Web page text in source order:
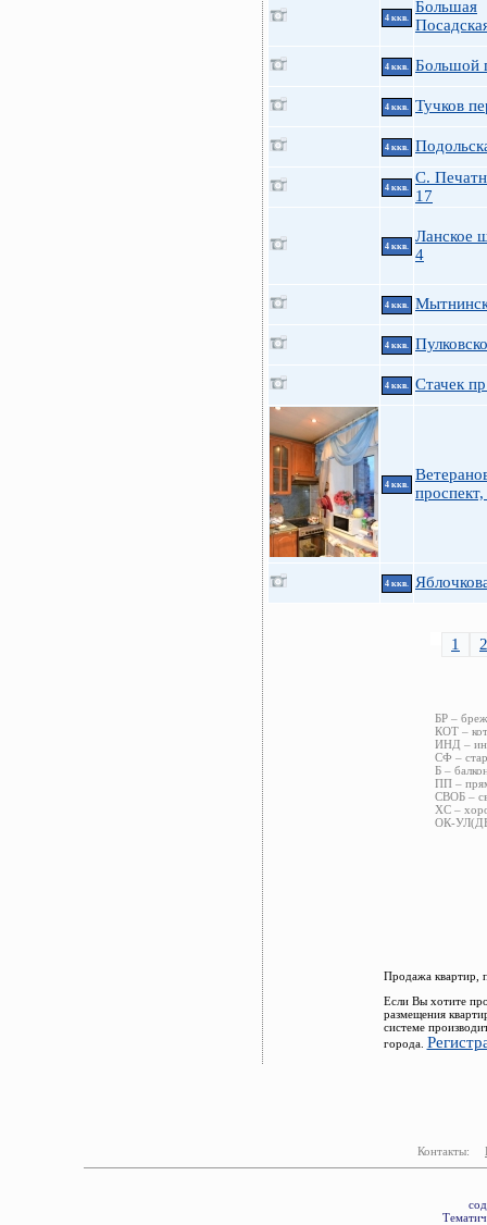
4 ккв.
Большая
4 ккв. Большой
4 ккв. Тучков
4 ккв.
4 ккв.
С.
17
4 ккв.
Ланское
4
4 ккв.
4 ккв.
4 ккв. Стачек
4 ккв.
4 ккв.
1 2
БР –
КОТ –
ИНД –
СФ –
Б –
ПП –
СВОБ –
ХС –
ОК-
Продажа квартир,
Если Вы хотите
размещения
системе
города.
Контакты: